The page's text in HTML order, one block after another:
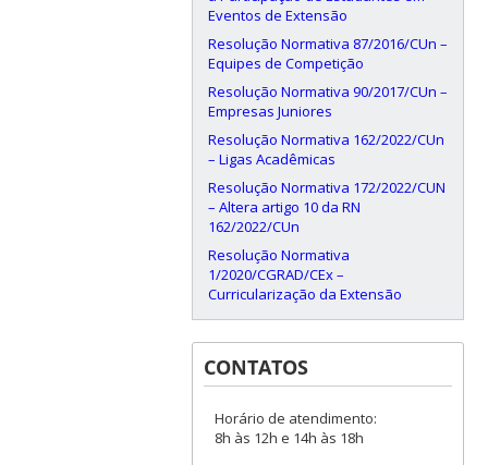
Eventos de Extensão
Resolução Normativa 87/2016/CUn –
Equipes de Competição
Resolução Normativa 90/2017/CUn –
Empresas Juniores
Resolução Normativa 162/2022/CUn
– Ligas Acadêmicas
Resolução Normativa 172/2022/CUN
– Altera artigo 10 da RN
162/2022/CUn
Resolução Normativa
1/2020/CGRAD/CEx –
Curricularização da Extensão
CONTATOS
Horário de atendimento:
8h às 12h e 14h às 18h